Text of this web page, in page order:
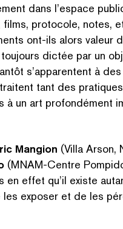
dans l’espace
protocole, notes,
ont-ils alors valeur
dictée par un
s’apparentent à des
tant des
à un art pro­fondé­ment
Mangion (Villa Arson,
(MNAM-Centre
en effet qu’il existe
exposer et de les